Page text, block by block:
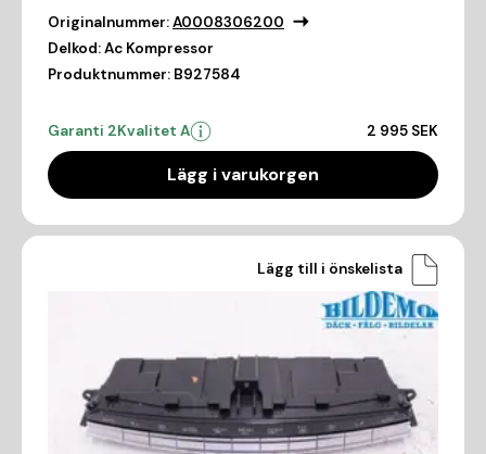
Originalnummer:A0008306200
Delkod:Ac Kompressor
Produktnummer: B927584
Garanti 2Kvalitet A 2 995 SEK
Lägg i varukorgen
Lägg till i önskelista